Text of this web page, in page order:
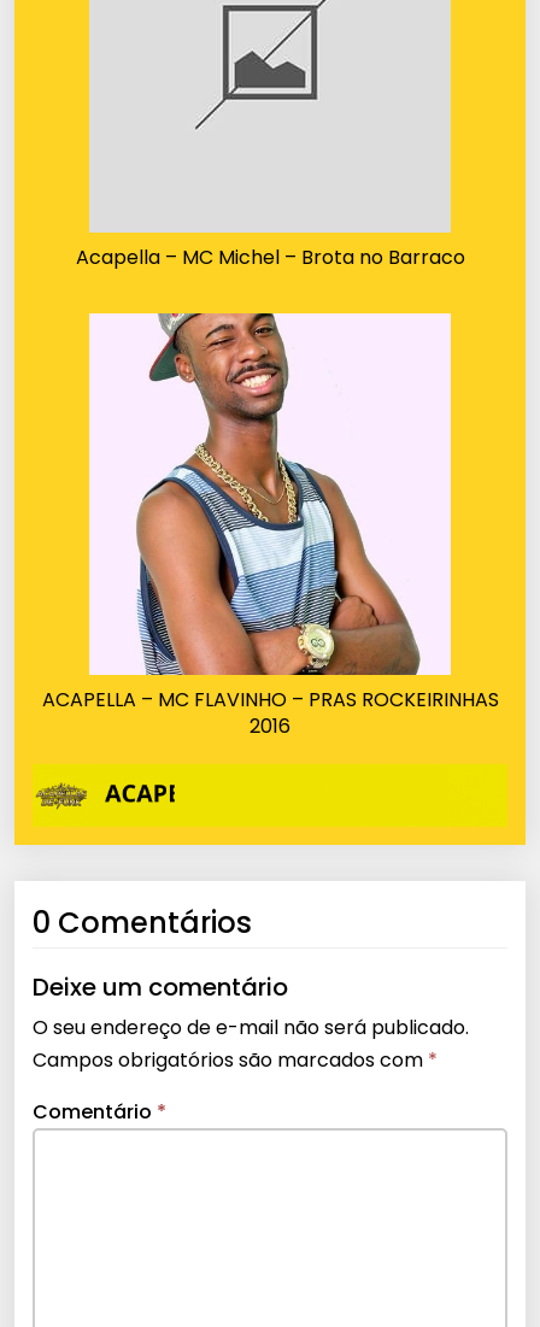
Acapella – MC Michel – Brota no Barraco
ACAPELLA – MC FLAVINHO – PRAS ROCKEIRINHAS
2016
0 Comentários
Deixe um comentário
O seu endereço de e-mail não será publicado.
Campos obrigatórios são marcados com *
Comentário *